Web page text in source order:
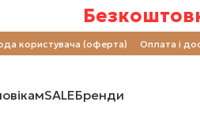
користувача (оферта) Оплата і
SALEБренди